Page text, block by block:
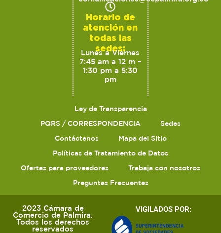
Horario de
atención en
todas las
sedes:
Lunes a Viernes
7:45 am a 12 m –
1:30 pm a 5:30
pm
Ley de Transparencia
PQRS / CORRESPONDENCIA
Sedes
Contáctenos
Mapa del Sitio
Políticas de Tratamiento de Datos
Ofertas para proveedores
Trabaja con nosotros
Preguntas Frecuentes
2023 Cámara de
Comercio de Palmira.
Todos los derechos
reservados
VIGILADOS POR: